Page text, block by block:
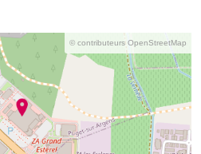
© contributeurs OpenStreetMap